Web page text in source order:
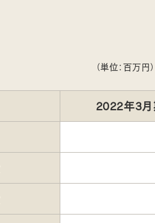
（単位：百万円）
2022年3月